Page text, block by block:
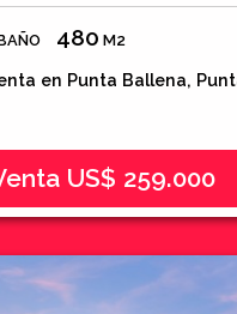
480 M2
en Punta Ballena,
US$ 259.000